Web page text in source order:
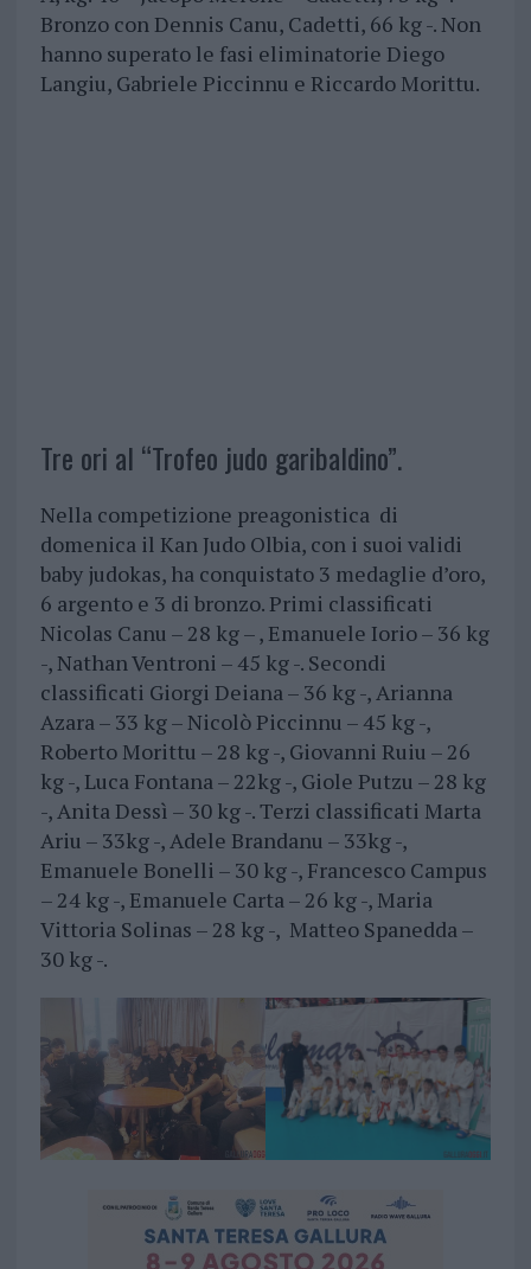
Bronzo con Dennis Canu, Cadetti, 66 kg -. Non
hanno superato le fasi eliminatorie Diego
Langiu, Gabriele Piccinnu e Riccardo Morittu.
Tre ori al “Trofeo judo garibaldino”.
Nella competizione preagonistica di
domenica il Kan Judo Olbia, con i suoi validi
baby judokas, ha conquistato 3 medaglie d’oro,
6 argento e 3 di bronzo. Primi classificati
Nicolas Canu – 28 kg – , Emanuele Iorio – 36 kg
-, Nathan Ventroni – 45 kg -. Secondi
classificati Giorgi Deiana – 36 kg -, Arianna
Azara – 33 kg – Nicolò Piccinnu – 45 kg -,
Roberto Morittu – 28 kg -, Giovanni Ruiu – 26
kg -, Luca Fontana – 22kg -, Giole Putzu – 28 kg
-, Anita Dessì – 30 kg -. Terzi classificati Marta
Ariu – 33kg -, Adele Brandanu – 33kg -,
Emanuele Bonelli – 30 kg -, Francesco Campus
– 24 kg -, Emanuele Carta – 26 kg -, Maria
Vittoria Solinas – 28 kg -, Matteo Spanedda –
30 kg -.